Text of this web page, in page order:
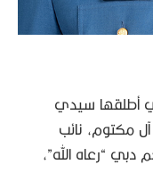
أطلقها سيدي
مكتوم، نائب
دبي “رعاه الله”،